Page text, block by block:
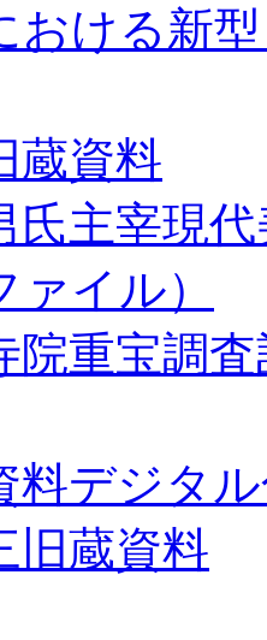
おける新
蔵資料
氏主宰現
ァイル）
院重宝調
料デジタ
旧蔵資料